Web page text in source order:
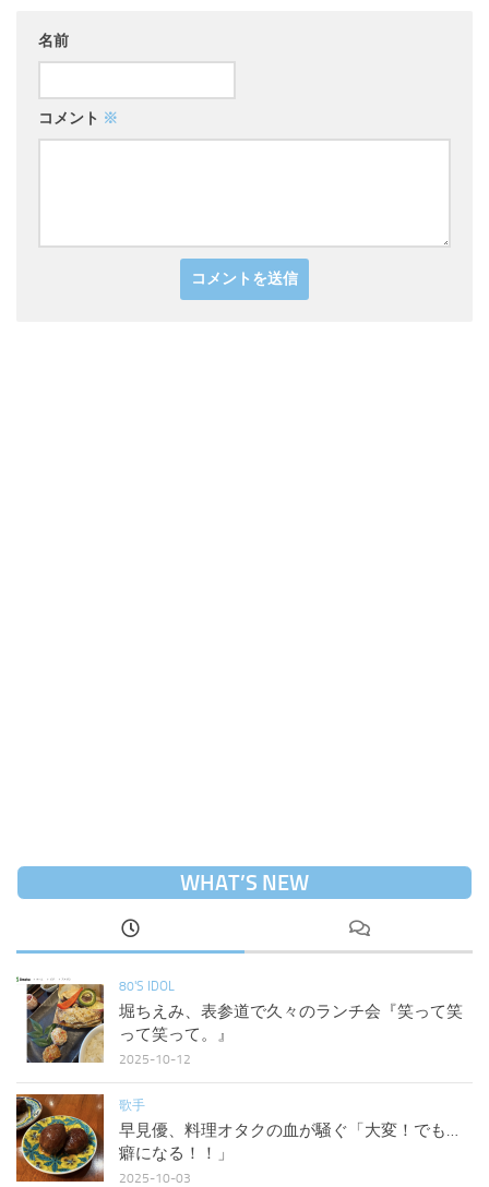
名前
コメント ※
WHAT’S NEW
80'S IDOL
堀ちえみ、表参道で久々のランチ会『笑って笑
って笑って。』
2025-10-12
歌手
早見優、料理オタクの血が騒ぐ「大変！でも…
癖になる！！」
2025-10-03